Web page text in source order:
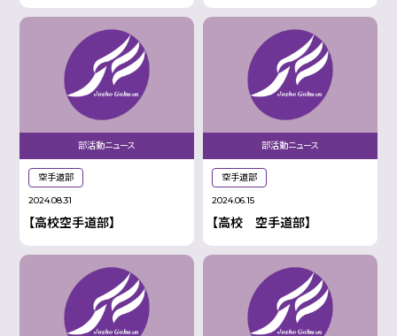
2024.08.31
部活動ニュース
空手道部
【高校空手道部】
2024.06.15
部活動ニュース
空手道部
【高校 空手道部】